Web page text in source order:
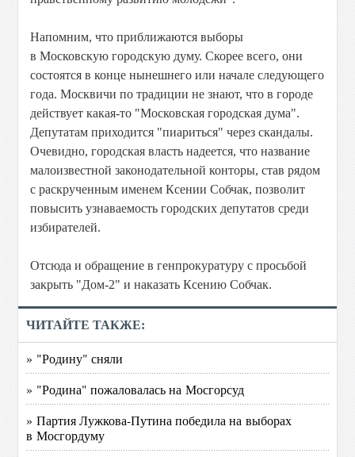
Напомним, что приближаются выборы
в Московскую городскую думу. Скорее всего, они
состоятся в конце нынешнего или начале следующего
года. Москвичи по традиции не знают, что в городе
действует какая-то "Московская городская дума".
Депутатам приходится "пиариться" через скандалы.
Очевидно, городская власть надеется, что название
малоизвестной законодательной конторы, став рядом
с раскрученным именем Ксении Собчак, позволит
повысить узнаваемость городских депутатов среди
избирателей.
Отсюда и обращение в генпрокуратуру с просьбой
закрыть "Дом-2" и наказать Ксению Собчак.
ЧИТАЙТЕ ТАКЖЕ:
» "Родину" сняли
» "Родина" пожаловалась на Мосгорсуд
» Партия Лужкова-Путина победила на выборах
в Мосгордуму